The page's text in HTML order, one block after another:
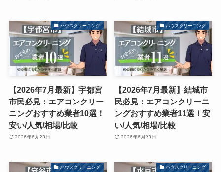
ハウスクリーニング
【2026年7月最新】宇都宮
市民必見：エアコンクリー
ニングおすすめ業者10選！
安い/人気/相場/比較
2026年6月23日
ハウスクリーニング
【2026年7月最新】結城市
民必見：エアコンクリーニ
ングおすすめ業者11選！安
い/人気/相場/比較
2026年6月23日
ハウスクリーニング ハウスクリーニング